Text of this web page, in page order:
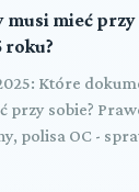
musi mieć przy
roku?
Które
przy sobie?
polisa OC -